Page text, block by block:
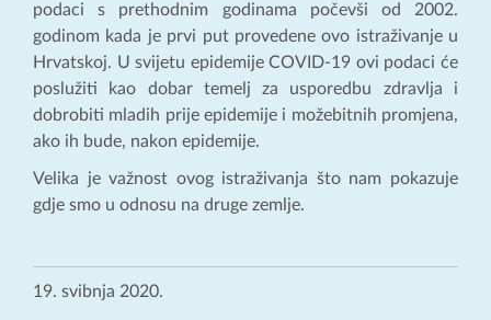
podaci s prethodnim godinama počevši od 2002.
godinom kada je prvi put provedene ovo istraživanje u
Hrvatskoj. U svijetu epidemije COVID-19 ovi podaci će
poslužiti kao dobar temelj za usporedbu zdravlja i
dobrobiti mladih prije epidemije i možebitnih promjena,
ako ih bude, nakon epidemije.
Velika je važnost ovog istraživanja što nam pokazuje
gdje smo u odnosu na druge zemlje.
19. svibnja 2020.